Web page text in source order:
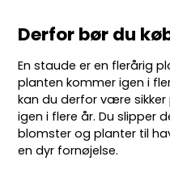
Derfor bør du
En staude er en flerårig
planten kommer igen i
kan du derfor være
igen i flere år. Du slipper
blomster og planter til
en dyr fornøjelse.